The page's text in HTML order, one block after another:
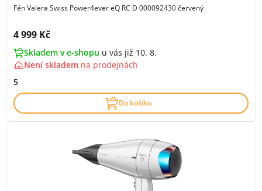
Fén Valera Swiss Power4ever eQ RC D 000092430 červený
Cena s DPH:
4 999 Kč
Skladem v e-shopu u vás již 10. 8.
Není skladem na prodejnách
5
Do košíku